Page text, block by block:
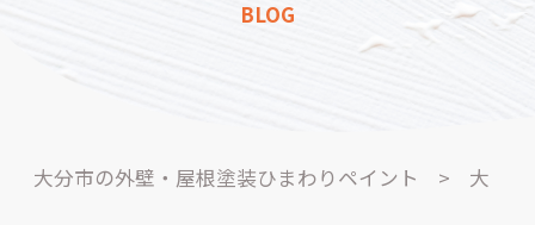
BLOG
大分市の外壁・屋根塗装ひまわりペイント > 大